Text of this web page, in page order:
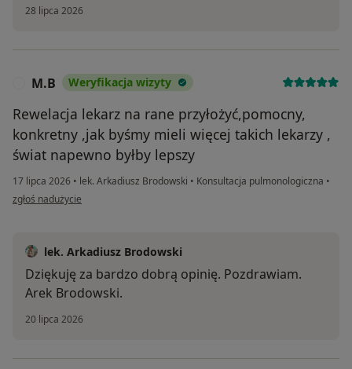
28 lipca 2026
M.B Weryfikacja wizyty
Rewelacja lekarz na rane przyłożyć,pomocny,
konkretny ,jak byśmy mieli więcej takich lekarzy ,
świat napewno byłby lepszy
17 lipca 2026 • lek. Arkadiusz Brodowski • Konsultacja pulmonologiczna •
w opinii użytkownika M.B
zgłoś nadużycie
lek. Arkadiusz Brodowski
Dziękuję za bardzo dobrą opinię. Pozdrawiam.
Arek Brodowski.
20 lipca 2026